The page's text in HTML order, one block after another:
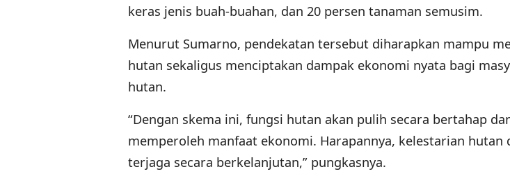
keras jenis buah-buahan, dan 20 persen tanaman semusim.
Menurut Sumarno, pendekatan tersebut diharapkan mampu
hutan sekaligus menciptakan dampak ekonomi nyata bagi
hutan.
“Dengan skema ini, fungsi hutan akan pulih secara bertahap
memperoleh manfaat ekonomi. Harapannya, kelestarian hutan
terjaga secara berkelanjutan,” pungkasnya.